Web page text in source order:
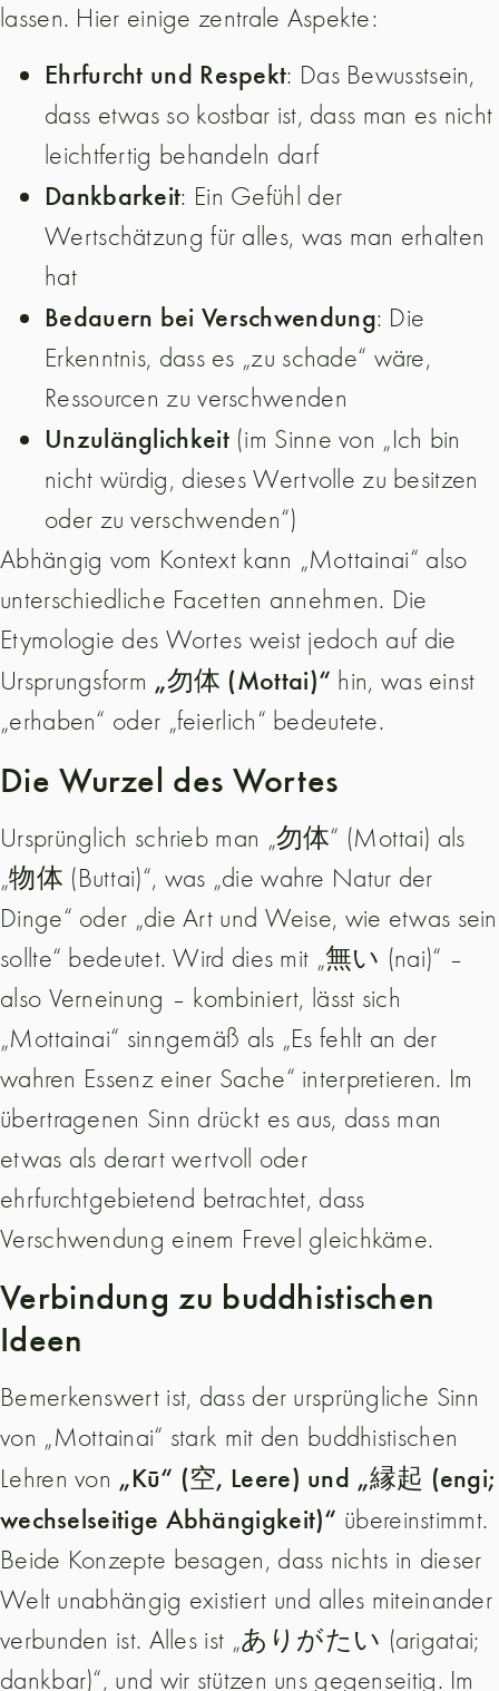
lassen. Hier einige zentrale Aspekte:
Ehrfurcht und Respekt: Das Bewusstsein,
dass etwas so kostbar ist, dass man es nicht
leichtfertig behandeln darf
Dankbarkeit: Ein Gefühl der
Wertschätzung für alles, was man erhalten
hat
Bedauern bei Verschwendung: Die
Erkenntnis, dass es „zu schade“ wäre,
Ressourcen zu verschwenden
Unzulänglichkeit(im Sinne von „Ich bin
nicht würdig, dieses Wertvolle zu besitzen
oder zu verschwenden“)
Abhängig vom Kontext kann „Mottainai“ also
unterschiedliche Facetten annehmen. Die
Etymologie des Wortes weist jedoch auf die
Ursprungsform „勿体 (Mottai)“ hin, was einst
„erhaben“ oder „feierlich“ bedeutete.
Die Wurzel des Wortes
Ursprünglich schrieb man „勿体“ (Mottai) als
„物体 (Buttai)“, was „die wahre Natur der
Dinge“ oder „die Art und Weise, wie etwas sein
sollte“ bedeutet. Wird dies mit „無い (nai)“ –
also Verneinung – kombiniert, lässt sich
„Mottainai“ sinngemäß als „Es fehlt an der
wahren Essenz einer Sache“ interpretieren. Im
übertragenen Sinn drückt es aus, dass man
etwas als derart wertvoll oder
ehrfurchtgebietend betrachtet, dass
Verschwendung einem Frevel gleichkäme.
Verbindung zu buddhistischen
Ideen
Bemerkenswert ist, dass der ursprüngliche Sinn
von „Mottainai“ stark mit den buddhistischen
Lehren von „Kū“ (空, Leere) und „縁起 (engi;
wechselseitige Abhängigkeit)“ übereinstimmt.
Beide Konzepte besagen, dass nichts in dieser
Welt unabhängig existiert und alles miteinander
verbunden ist. Alles ist „ありがたい (arigatai;
dankbar)“, und wir stützen uns gegenseitig. Im